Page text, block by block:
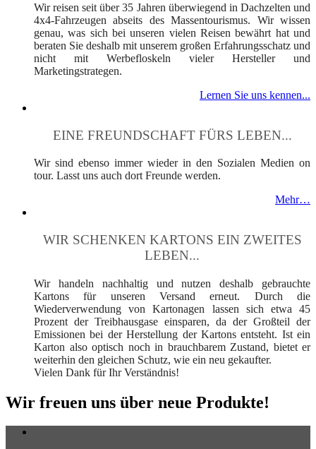
Wir reisen seit über 35 Jahren überwiegend in Dachzelten und
4x4-Fahrzeugen abseits des Massentourismus. Wir wissen
genau, was sich bei unseren vielen Reisen bewährt hat und
beraten Sie deshalb mit unserem großen Erfahrungsschatz und
nicht mit Werbefloskeln vieler Hersteller und
Marketingstrategen.
Lernen Sie uns kennen...
EINE FREUNDSCHAFT FÜRS LEBEN...
Wir sind ebenso immer wieder in den Sozialen Medien on
tour. Lasst uns auch dort Freunde werden.
Mehr…
WIR SCHENKEN KARTONS EIN ZWEITES
LEBEN...
Wir handeln nachhaltig und nutzen deshalb gebrauchte
Kartons für unseren Versand erneut. Durch die
Wiederverwendung von Kartonagen lassen sich etwa 45
Prozent der Treibhausgase einsparen, da der Großteil der
Emissionen bei der Herstellung der Kartons entsteht. Ist ein
Karton also optisch noch in brauchbarem Zustand, bietet er
weiterhin den gleichen Schutz, wie ein neu gekaufter.
Vielen Dank für Ihr Verständnis!
Wir freuen uns über neue Produkte!